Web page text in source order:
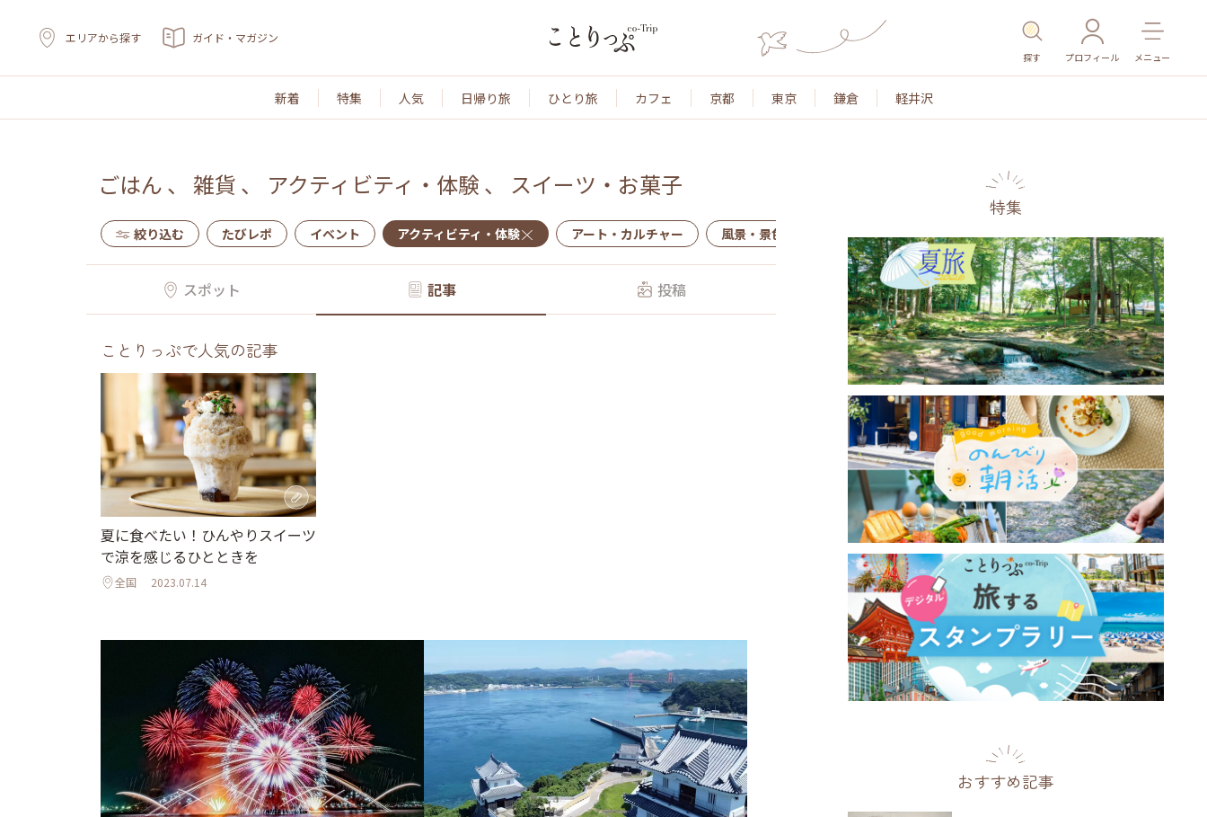
エリアから探す ガイド・マガジン
探す プロフィール メニュー
新着 特集 人気 日帰り旅 ひとり旅 カフェ 京都 東京 鎌倉 軽井沢
ごはん 、 雑貨 、 アクティビティ・体験 、 スイーツ・お菓子
絞り込む たびレポ イベント アクティビティ・体験 アート・カルチャー 風景・景色 名所・旧跡 温泉・スパ その他施設 ごはん
スポット 記事 投稿
ことりっぷで人気の記事
夏に食べたい！ひんやりスイーツ
で涼を感じるひとときを
全国 2023.07.14
特集
おすすめ記事